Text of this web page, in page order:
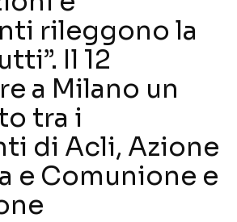
rileggono la
Il 12
a Milano un
tra i
di Acli, Azione
e Comunione e